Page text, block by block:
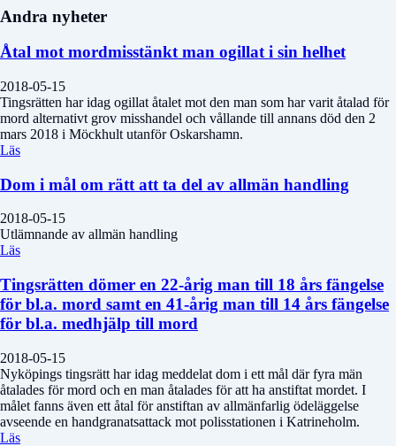
Andra nyheter
Åtal mot mordmisstänkt man ogillat i sin helhet
2018-05-15
Tingsrätten har idag ogillat åtalet mot den man som har varit åtalad för
mord alternativt grov misshandel och vållande till annans död den 2
mars 2018 i Möckhult utanför Oskarshamn.
Läs
Dom i mål om rätt att ta del av allmän handling
2018-05-15
Utlämnande av allmän handling
Läs
Tingsrätten dömer en 22-årig man till 18 års fängelse
för bl.a. mord samt en 41-årig man till 14 års fängelse
för bl.a. medhjälp till mord
2018-05-15
Nyköpings tingsrätt har idag meddelat dom i ett mål där fyra män
åtalades för mord och en man åtalades för att ha anstiftat mordet. I
målet fanns även ett åtal för anstiftan av allmänfarlig ödeläggelse
avseende en handgranatsattack mot polisstationen i Katrineholm.
Läs